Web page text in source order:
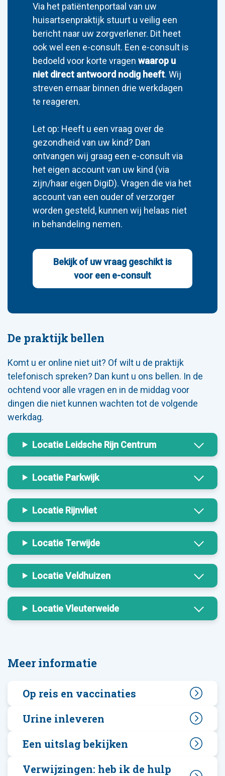
Via het patiëntenportaal van uw
huisartsenpraktijk stuurt u veilig een
bericht naar uw zorgverlener. Dit heet
ook wel een e-consult. Een e-consult is
bedoeld voor korte vragen waarop u
niet direct antwoord nodig heeft. Wij
streven ernaar binnen drie werkdagen
te reageren.
Let op: Heeft u een vraag over de
gezondheid van uw kind? Dan
ontvangen wij graag een e-consult via
het eigen account van uw kind (via
zijn/haar eigen DigiD). Vragen die via het
account van een ouder of verzorger
worden gesteld, kunnen wij helaas niet
in behandeling nemen.
Bekijk of uw vraag geschikt is
voor een e-consult
De praktijk bellen
Komt u er online niet uit? Of wilt u de praktijk
telefonisch spreken? Dan kunt u ons bellen. In de
ochtend voor alle vragen en in de middag voor
dingen die niet kunnen wachten tot de volgende
werkdag.
Locatie Leidsche Rijn Centrum
Locatie Parkwijk
Locatie Rijnvliet
Locatie Terwijde
Locatie Veldhuizen
Locatie Vleuterweide
Meer informatie
Op reis en vaccinaties
Urine inleveren
Een uitslag bekijken
Verwijzingen: heb ik de hulp